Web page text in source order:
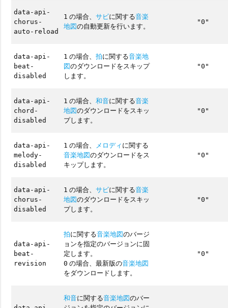
data-api-
chorus-
auto-reload
1 の場合、サビに関する音楽
地図の自動更新を行います。
"0"
data-api-
beat-
disabled
1 の場合、拍に関する音楽地
図のダウンロードをスキップ
します。
"0"
data-api-
chord-
disabled
1 の場合、和音に関する音楽
地図のダウンロードをスキッ
プします。
"0"
data-api-
melody-
disabled
1 の場合、 メロディに関する
音楽地図のダウンロードをス
キップします。
"0"
data-api-
chorus-
disabled
1 の場合、サビに関する音楽
地図のダウンロードをスキッ
プします。
"0"
data-api-
beat-
revision
拍に関する音楽地図のバージ
ョンを指定のバージョンに固
定します。
0 の場合、最新版の音楽地図
をダウンロードします。
"0"
和音に関する音楽地図のバー